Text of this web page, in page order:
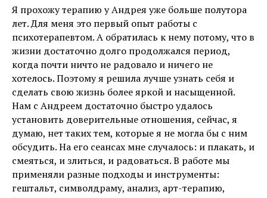
Я прохожу терапию у Андрея уже больше полутора
лет. Для меня это первый опыт работы с
психотерапевтом. А обратилась к нему потому, что в
жизни достаточно долго продолжался период,
когда почти ничто не радовало и ничего не
хотелось. Поэтому я решила лучше узнать себя и
сделать свою жизнь более яркой и насыщенной.
Нам с Андреем достаточно быстро удалось
установить доверительные отношения, сейчас, я
думаю, нет таких тем, которые я не могла бы с ним
обсудить. На его сеансах мне случалось: и плакать, и
смеяться, и злиться, и радоваться. В работе мы
применяли разные подходы и инструменты:
гештальт, символдраму, анализ, арт-терапию,